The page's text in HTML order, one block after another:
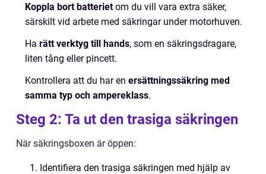
Koppla bort batterietom du vill vara extra säker,
särskilt vid arbete med säkringar under motorhuven.
Ha rätt verktyg till hands, som en säkringsdragare,
liten tång eller pincett.
Kontrollera att du har en ersättningssäkring med
samma typ och ampereklass.
Steg 2: Ta ut den trasiga säkringen
När säkringsboxen är öppen:
Identifiera den trasiga säkringen med hjälp av